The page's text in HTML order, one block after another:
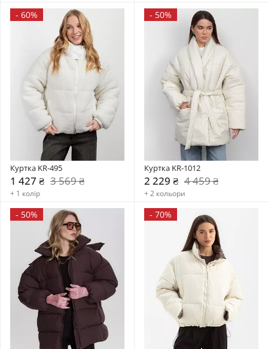
- 60%
Куртка KR-495
1 427 ₴ 3 569 ₴
+ 1 колір
- 50%
Куртка KR-1012
2 229 ₴ 4 459 ₴
+ 2 кольори
- 50% - 70%